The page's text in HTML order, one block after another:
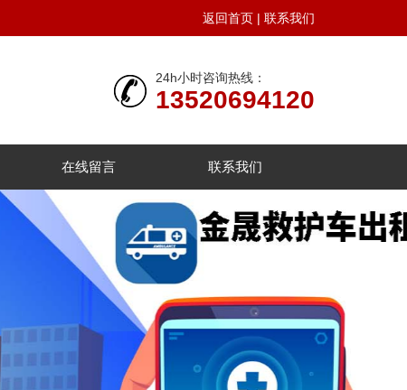
返回首页 | 联系我们
24h小时咨询热线：
13520694120
在线留言 联系我们